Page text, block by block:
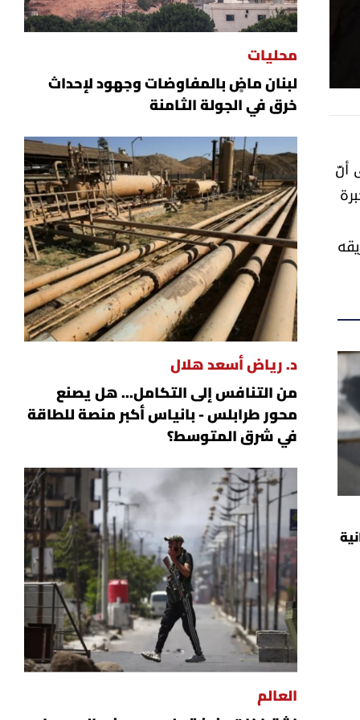
أنّ
محليات
لبنان ماضٍ بالمفاوضات وجهود لإحداث
خرق في الجولة الثامنة
د. رياض أسعد هلال
من التنافس إلى التكامل... هل يصنع
محور طرابلس - بانياس أكبر منصة للطاقة
في شرق المتوسط؟
العالم